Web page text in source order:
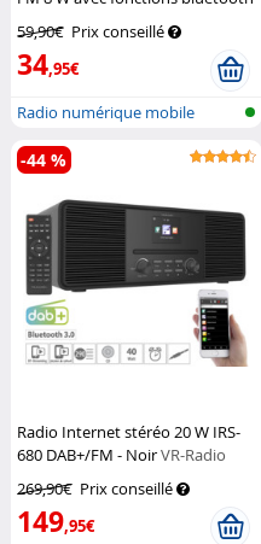
5.0 et réveil DOR-215 VR-Radio
59,90€ Prix conseillé
34,95€
Radio numérique mobile
DAB+/FM avec...
Radio Internet stéréo 20 W IRS-
680 DAB+/FM - NoirVR-Radio
269,90€ Prix conseillé
149,95€
-44 %